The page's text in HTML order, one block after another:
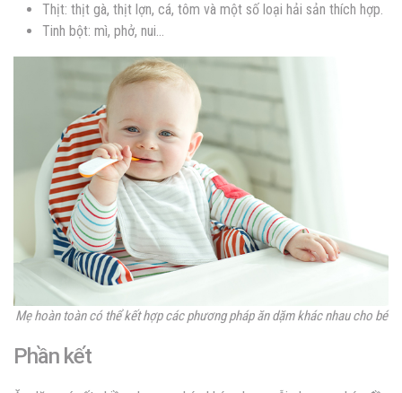
Thịt: thịt gà, thịt lợn, cá, tôm và một số loại hải sản thích hợp.
Tinh bột: mì, phở, nui…
Mẹ hoàn toàn có thể kết hợp các phương pháp ăn dặm khác nhau cho bé
Phần kết